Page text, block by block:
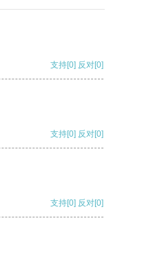
支持[0] 反对[0]
支持[0] 反对[0]
支持[0] 反对[0]